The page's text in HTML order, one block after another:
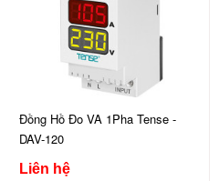
Đồng Hồ Đo VA 1Pha Tense -
DAV-120
Liên hệ